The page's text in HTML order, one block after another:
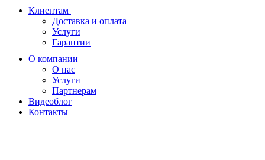
Клиентам
Доставка и оплата
Услуги
Гарантии
О компании
О нас
Услуги
Партнерам
Видеоблог
Контакты